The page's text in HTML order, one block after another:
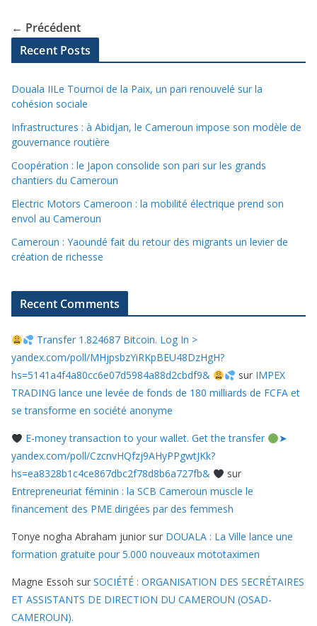
← Précédent
Recent Posts
Douala IILe Tournoi de la Paix, un pari renouvelé sur la
cohésion sociale
Infrastructures : à Abidjan, le Cameroun impose son modèle de
gouvernance routière
Coopération : le Japon consolide son pari sur les grands
chantiers du Cameroun
Electric Motors Cameroon : la mobilité électrique prend son
envol au Cameroun
Cameroun : Yaoundé fait du retour des migrants un levier de
création de richesse
Recent Comments
Transfer 1.824687 Bitcoin. Log In >
yandex.com/poll/MHjpsbzYiRKpBEU48DzHgH?
hs=5141a4f4a80cc6e07d5984a88d2cbdf9&
sur IMPEX
TRADING lance une levée de fonds de 180 milliards de FCFA et
se transforme en société anonyme
E-money transaction to your wallet. Get the transfer
➤
yandex.com/poll/CzcnvHQfzj9AHyPPgwtJKk?
hs=ea8328b1c4ce867dbc2f78d8b6a727fb&
sur
Entrepreneuriat féminin : la SCB Cameroun muscle le
financement des PME dirigées par des femmesh
Tonye nogha Abraham junior sur DOUALA : La Ville lance une
formation gratuite pour 5.000 nouveaux mototaximen
Magne Essoh sur SOCIÉTÉ : ORGANISATION DES SECRÉTAIRES
ET ASSISTANTS DE DIRECTION DU CAMEROUN (OSAD-
CAMEROUN).